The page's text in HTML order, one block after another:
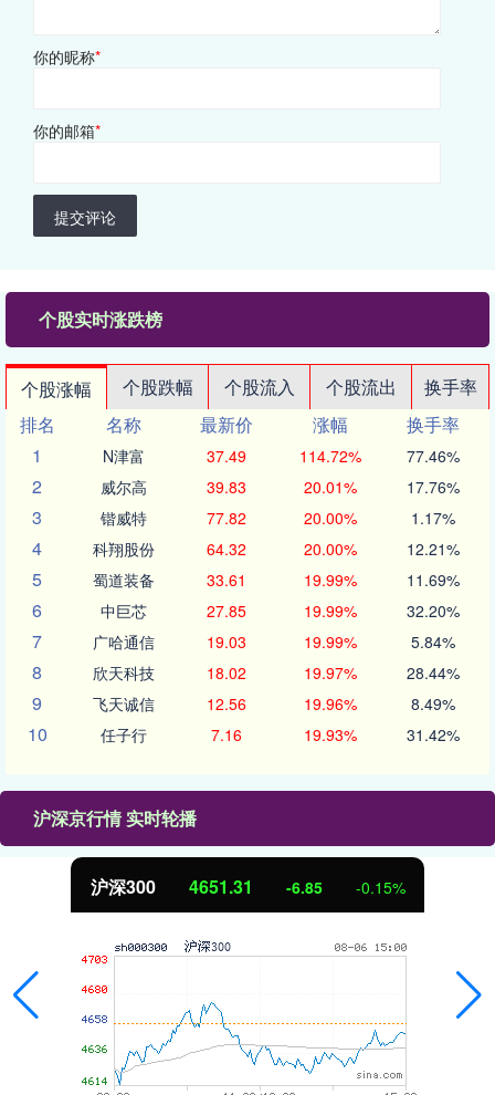
你的昵称*
你的邮箱*
提交评论
个股实时涨跌榜
个股涨幅 个股跌幅 个股流入 个股流出
换手率
排名
名称 最新价 涨幅
换手率
1
N津富 37.49 114.72% 77.46%
2 威尔高 39.83 20.01% 17.76%
3 锴威特 77.82 20.00% 1.17%
4 科翔股份 64.32 20.00% 12.21%
5 蜀道装备 33.61 19.99% 11.69%
6 中巨芯 27.85 19.99% 32.20%
7 广哈通信 19.03 19.99% 5.84%
8 欣天科技 18.02 19.97% 28.44%
9 飞天诚信 12.56 19.96% 8.49%
10 任子行 7.16 19.93% 31.42%
沪深京行情 实时轮播
沪深300 4651.31 -6.85 -0.15%